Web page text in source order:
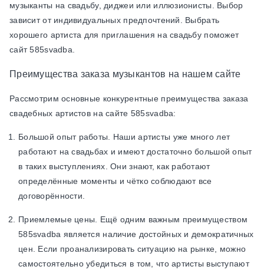
музыканты на свадьбу, диджеи или иллюзионисты. Выбор
зависит от индивидуальных предпочтений. Выбрать
хорошего артиста для приглашения на свадьбу поможет
сайт 585svadba.
Преимущества заказа музыкантов на нашем сайте
Рассмотрим основные конкурентные преимущества заказа
свадебных артистов на сайте 585svadba:
Большой опыт работы. Наши артисты уже много лет
работают на свадьбах и имеют достаточно большой опыт
в таких выступлениях. Они знают, как работают
определённые моменты и чётко соблюдают все
договорённости.
Приемлемые цены. Ещё одним важным преимуществом
585svadba является наличие достойных и демократичных
цен. Если проанализировать ситуацию на рынке, можно
самостоятельно убедиться в том, что артисты выступают